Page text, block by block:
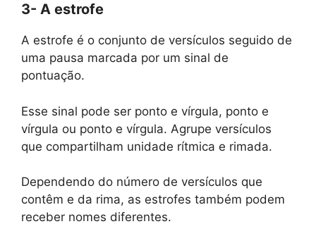
3- A estrofe
A estrofe é o conjunto de versículos seguido de
uma pausa marcada por um sinal de
pontuação.
Esse sinal pode ser ponto e vírgula, ponto e
vírgula ou ponto e vírgula. Agrupe versículos
que compartilham unidade rítmica e rimada.
Dependendo do número de versículos que
contêm e da rima, as estrofes também podem
receber nomes diferentes.